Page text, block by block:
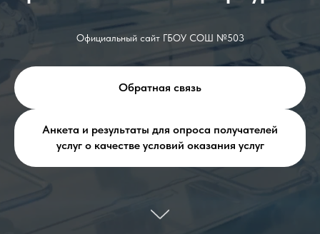
Официальный сайт ГБОУ СОШ №503
Обратная связь
Анкета и результаты для опроса получателей
услуг о качестве условий оказания услуг